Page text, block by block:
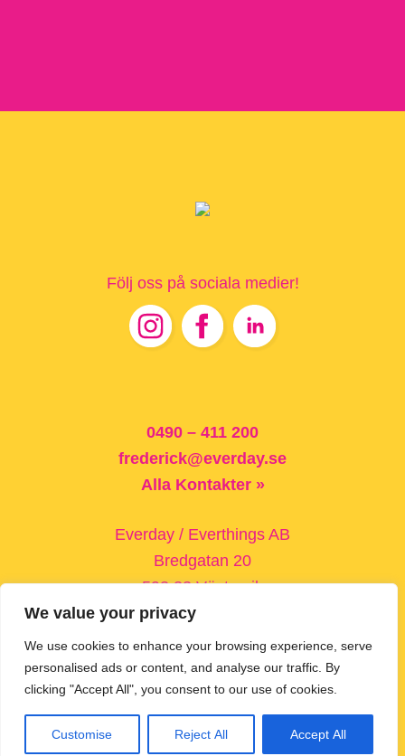
We value your privacy
We use cookies to enhance your browsing experience, serve
personalised ads or content, and analyse our traffic. By
clicking "Accept All", you consent to our use of cookies.
Customise Reject All Accept All
Följ oss på sociala medier!
Footer
0490 – 411 200
frederick@everday.se
Alla Kontakter »
Everday / Everthings AB
Bredgatan 20
593 33 Västervik
572 30 Oskarshamn